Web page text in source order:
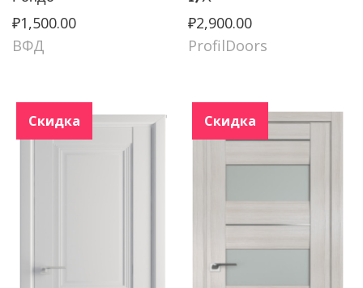
₽1,500.00
ВФД
₽2,900.00
ProfilDoors
Скидка Скидка